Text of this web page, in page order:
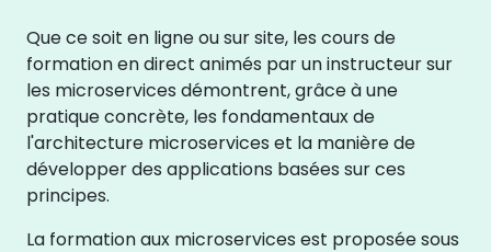
Que ce soit en ligne ou sur site, les cours de
formation en direct animés par un instructeur sur
les microservices démontrent, grâce à une
pratique concrète, les fondamentaux de
l'architecture microservices et la manière de
développer des applications basées sur ces
principes.
La formation aux microservices est proposée sous